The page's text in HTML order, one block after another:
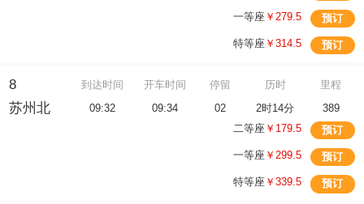
一等座￥279.5 预订
特等座￥314.5 预订
8 到达时间 开车时间 停留 历时 里程
苏州北 09:32 09:34 02 2时14分
389
二等座￥179.5 预订
一等座￥299.5 预订
特等座￥339.5 预订